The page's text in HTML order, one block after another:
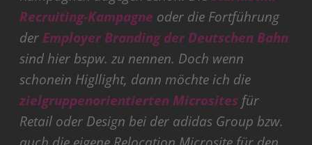
Recruiting-Kampagne oder die Fortführung
derEmployer Branding der Deutschen Bahn
sind hier bspw. zu nennen. Doch wenn
schonein Higllight, dann möchte ich die
zielgruppenorientierten Microsites für
Retail oder Design bei der adidas Group bzw.